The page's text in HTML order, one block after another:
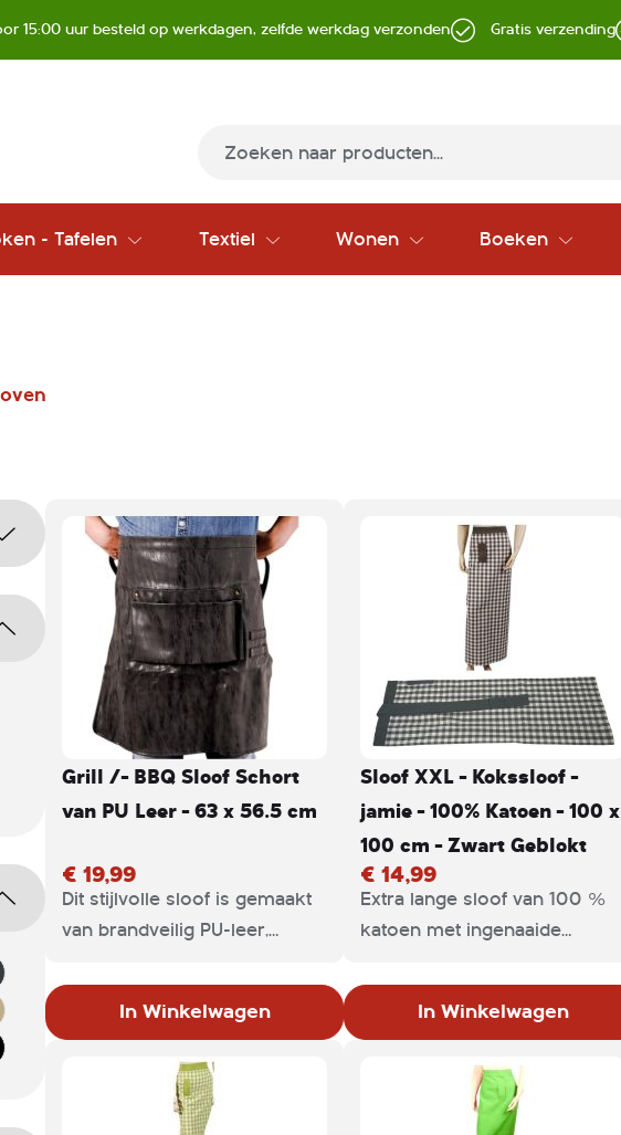
15:00 uur besteld op werkdagen, zelfde werkdag verzonden Gratis verzending
- Tafelen Textiel Wonen Boeken
Grill /- BBQ Sloof Schort
van PU Leer - 63 x 56.5 cm
€ 19,99
Dit stijlvolle sloof is gemaakt
van brandveilig PU-leer,
keuken of tijdens het
barbecueën. Het schort is
taillebanden geschikt voor
iedere maat. Voorzien van
In Winkelwagen
Sloof XXL - Kokssloof -
jamie - 100% Katoen - 100 x
100 cm - Zwart Geblokt
€ 14,99
Extra lange sloof van 100 %
katoen met ingenaaide
werkdoek. Ideaal voor zowel
keuken- als bedienend
In Winkelwagen